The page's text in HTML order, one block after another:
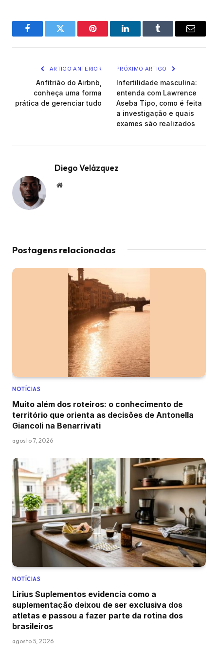
FacebookTwitter Pinterest LinkedInTumblr Email
ARTIGO ANTERIOR
Anfitrião do Airbnb,
conheça uma forma
prática de gerenciar tudo
PRÓXIMO ARTIGO
Infertilidade masculina:
entenda com Lawrence
Aseba Tipo, como é feita
a investigação e quais
exames são realizados
Diego Velázquez
Website
Postagens relacionadas
NOTÍCIAS
Muito além dos roteiros: o conhecimento de
território que orienta as decisões de Antonella
Giancoli na Benarrivati
agosto 7, 2026
NOTÍCIAS
Lirius Suplementos evidencia como a
suplementação deixou de ser exclusiva dos
atletas e passou a fazer parte da rotina dos
brasileiros
agosto 5, 2026